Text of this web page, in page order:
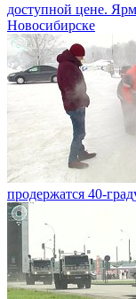
доступной цене.
Новосибирске
продержатся 40-